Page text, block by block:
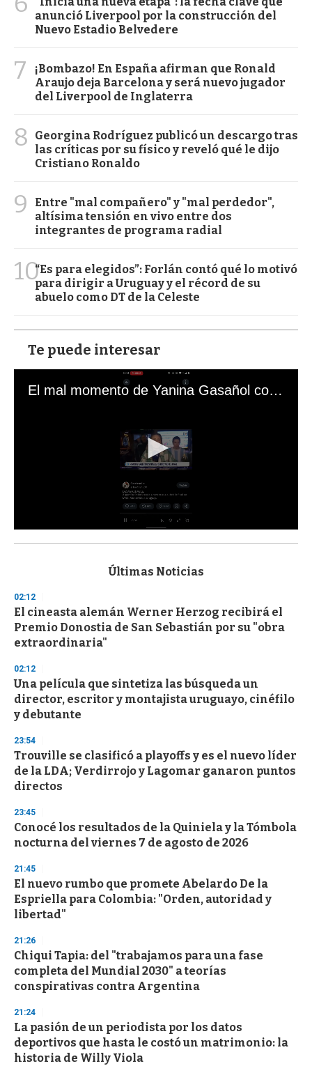
anunció Liverpool por la construcción del
Nuevo Estadio Belvedere
7
¡Bombazo! En España afirman que Ronald
Araujo deja Barcelona y será nuevo jugador
del Liverpool de Inglaterra
8
Georgina Rodríguez publicó un descargo tras
las críticas por su físico y reveló qué le dijo
Cristiano Ronaldo
9
Entre "mal compañero" y "mal perdedor",
altísima tensión en vivo entre dos
integrantes de programa radial
10“Es para elegidos”: Forlán contó qué lo motivó
para dirigir a Uruguay y el récord de su
abuelo como DT de la Celeste
Te puede interesar
El mal momento de Yanina Gasañol con un hincha argentino en "Subrayado"
s
d
s
o
f
3
s
e
c
o
n
d
s
Últimas Noticias
02:12
El cineasta alemán Werner Herzog recibirá el
Premio Donostia de San Sebastián por su "obra
extraordinaria"
02:12
Una película que sintetiza las búsqueda un
director, escritor y montajista uruguayo, cinéfilo
y debutante
23:54
Trouville se clasificó a playoffs y es el nuevo líder
de la LDA; Verdirrojo y Lagomar ganaron puntos
directos
23:45
Conocé los resultados de la Quiniela y la Tómbola
nocturna del viernes 7 de agosto de 2026
21:45
El nuevo rumbo que promete Abelardo De la
Espriella para Colombia: "Orden, autoridad y
libertad"
21:26
Chiqui Tapia: del "trabajamos para una fase
completa del Mundial 2030" a teorías
conspirativas contra Argentina
21:24
La pasión de un periodista por los datos
deportivos que hasta le costó un matrimonio: la
historia de Willy Viola